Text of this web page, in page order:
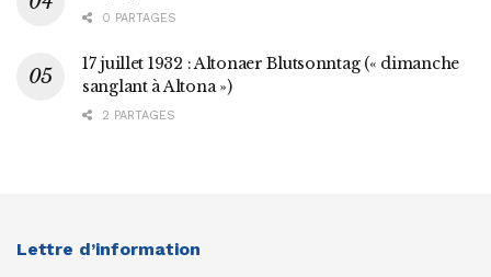
0 PARTAGES
17 juillet 1932 : Altonaer Blutsonntag (« dimanche
sanglant à Altona »)
2 PARTAGES
Lettre d’information